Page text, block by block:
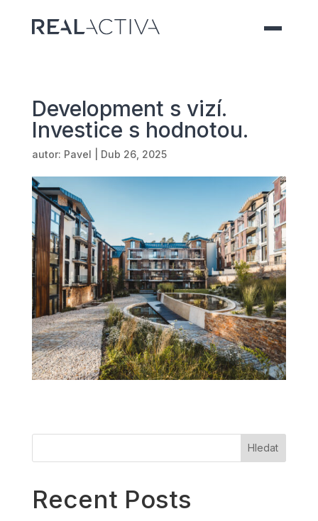
Development s vizí.
Investice s hodnotou.
autor: Pavel Dub 26, 2025
Hledat
Recent Posts